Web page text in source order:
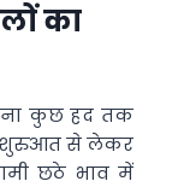
का
कुछ हद तक
शुरुआत से लेकर
छठे भाव में